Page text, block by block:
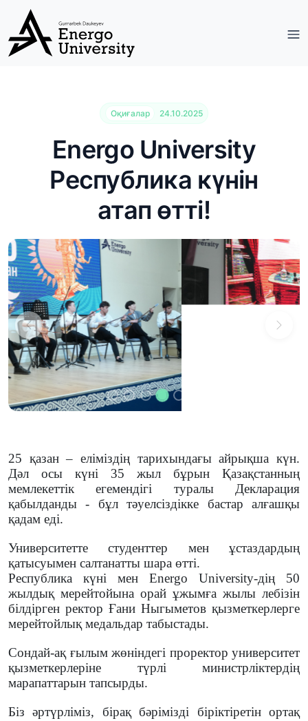
Оқиғалар 24.10.2025
Energo University
Республика күнін
атап өтті!
Предыдущий
25 қазан – еліміздің тарихындағы айрықша күн.
Дәл осы күні 35 жыл бұрын Қазақстанның
мемлекеттік егемендігі туралы Декларация
қабылданды - бұл тәуелсіздікке бастар алғашқы
қадам еді.
Университетте студенттер мен ұстаздардың
қатысуымен салтанатты шара өтті.
Республика күні мен Energo University-дің 50
жылдық мерейтойына орай ұжымға жылы лебізін
білдірген ректор Ғани Ныгыметов қызметкерлерге
мерейтойлық медальдар табыстады.
Сондай-ақ ғылым жөніндегі проректор университет
қызметкерлеріне түрлі министрліктердің
марапаттарын тапсырды.
Біз әртүрліміз, бірақ бәрімізді біріктіретін ортақ